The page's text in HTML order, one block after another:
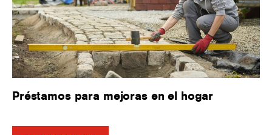
Préstamos para mejoras en el hogar